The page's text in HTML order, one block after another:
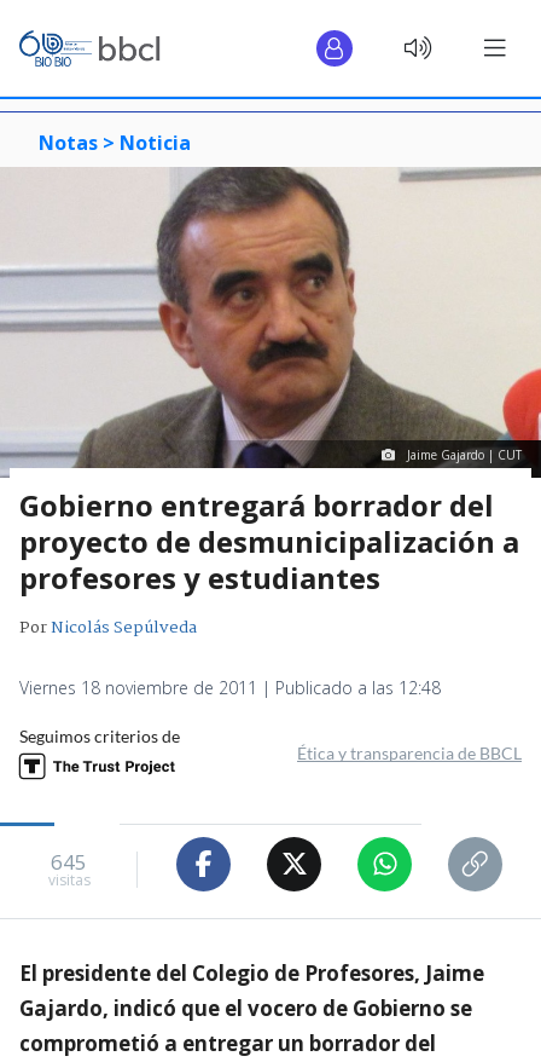
Notas > Noticia
Jaime Gajardo | CUT
Gobierno entregará borrador del
proyecto de desmunicipalización a
profesores y estudiantes
PorNicolás Sepúlveda
Viernes 18 noviembre de 2011 | Publicado a las 12:48
Seguimos criterios de
Ética y transparencia de BBCL
645
visitas
El presidente del Colegio de Profesores, Jaime
Gajardo, indicó que el vocero de Gobierno se
comprometió a entregar un borrador del